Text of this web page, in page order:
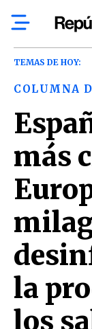
TEMAS DE HOY:
COLUMNA
más
la
los